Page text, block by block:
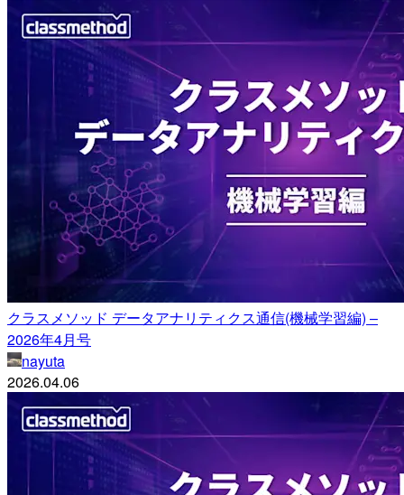
クラスメソッド データアナリティクス通信(機械学習編) –
2026年4月号
nayuta
2026.04.06